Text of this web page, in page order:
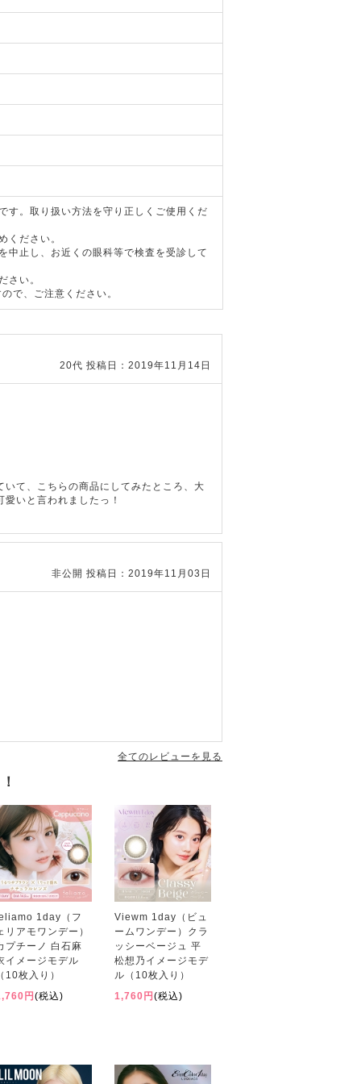
す。取り扱い方法を守り正しくご使用くだ
ください。
中止し、お近くの眼科等で検査を受診して
さい。
で、ご注意ください。
20代 投稿日：2019年11月14日
て、こちらの商品にしてみたところ、大
いと言われましたっ！
非公開 投稿日：2019年11月03日
全てのレビューを見る
1day（フ
リアモワンデー）
プチーノ 白石麻
イメージモデル
10枚入り）
円(税込)
Viewm 1day（ビュ
ームワンデー）クラ
ッシーベージュ 平
松想乃イメージモデ
ル（10枚入り）
1,760円(税込)